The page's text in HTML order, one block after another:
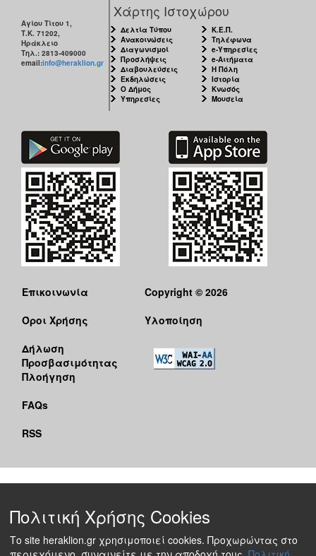
Αγίου Τίτου 1,
Τ.Κ. 71202,
Ηράκλειο
Τηλ.: 2813-409000
email:info@heraklion.gr
Χάρτης Ιστοχώρου
Δελτία Τύπου
Ανακοινώσεις
Διαγωνισμοί
Προσλήψεις
Διαβουλεύσεις
Εκδηλώσεις
Ο Δήμος
Υπηρεσίες
Κ.Ε.Π.
Τηλέφωνα
e-Υπηρεσίες
e-Αιτήματα
Η Πόλη
Ιστορία
Κνωσός
Μουσεία
Επικοινωνία
Όροι Χρήσης
Δήλωση
Προσβασιμότητας
Πλοήγηση
FAQs
RSS
Copyright © 2026
Υλοποίηση
Πολιτική Χρήσης Cookies
Το site heraklion.gr χρησιμοποιεί cookies. Προχωρώντας στο